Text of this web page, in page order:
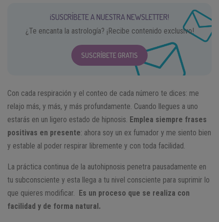
¡SUSCRÍBETE A NUESTRA NEWSLETTER!
¿Te encanta la astrología? ¡Recibe contenido exclusivo!
SUSCRÍBETE GRATIS
Con cada respiración y el conteo de cada número te dices: me
relajo más, y más, y más profundamente. Cuando llegues a uno
estarás en un ligero estado de hipnosis. Emplea siempre frases
positivas en presente: ahora soy un ex fumador y me siento bien
y estable al poder respirar libremente y con toda facilidad.
La práctica continua de la autohipnosis penetra pausadamente en
tu subconsciente y esta llega a tu nivel consciente para suprimir lo
que quieres modificar.
Es un proceso que se realiza con
facilidad y de forma natural.